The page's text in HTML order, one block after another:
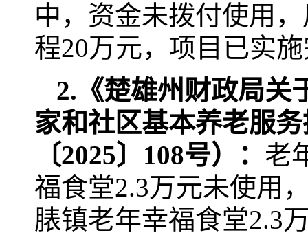
中，资金未拨付使用
程20万元，项目已实
2. 《楚雄州财政局关
家和社区基本养老服
〔2025〕 108号） ： 老
福食堂2.3万元未使用
脿镇老年幸福食堂2.3